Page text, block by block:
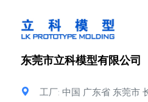
东莞市立科模型有限公司
工厂: 中国 广东省 东莞市